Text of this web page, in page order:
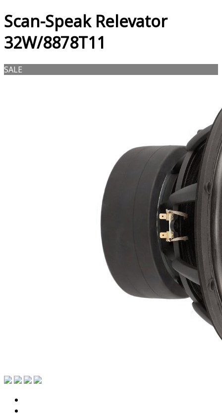
Scan-Speak Relevator
32W/8878T11
SALE